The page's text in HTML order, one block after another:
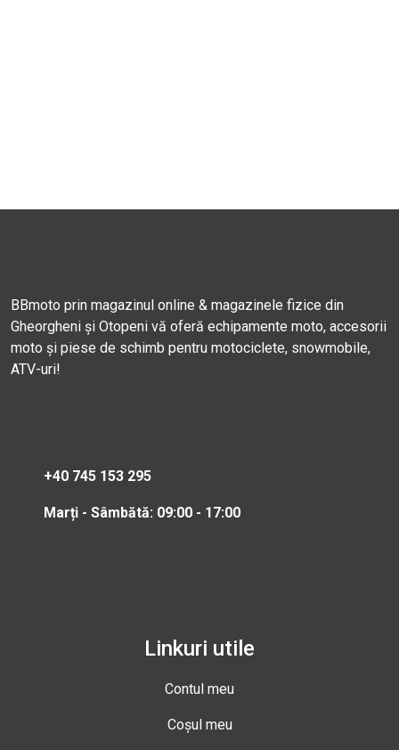
BBmoto prin magazinul online & magazinele fizice din
Gheorgheni și Otopeni vă oferă echipamente moto, accesorii
moto și piese de schimb pentru motociclete, snowmobile,
ATV-uri!
+40 745 153 295
Marți - Sâmbătă: 09:00 - 17:00
Linkuri utile
Contul meu
Coșul meu